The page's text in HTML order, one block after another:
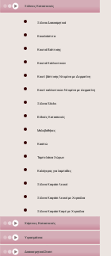
Ξύλινες Κατασκευές
Ξύλινα Διακοσμητικά
Κουκλόσπιτα
Κουτιά Βάπτισης
Κουτιά Καλλυντικών
Κουτί βάπτισης Ντυμένο με Δερματίνη
Κουτί καλλυντικών Ντυμένο με Δερματίνη
Ξύλινα Sticks
Ειδικές Κατασκευές
Μολυβοθήκες
Κασπώ
Ταμπελάκια Χώρων
Καλόγερος για λαμπάδες
Ξύλινο Καφάσι Λευκό
Ξύλινο Καφάσι Λευκό με Χερούλια
Ξύλινο Καφάσι Καφέ με Χερούλια
Χάρτινες Κατασκευές
Υφασμάτινα
Διακοσμητικά Σταντ